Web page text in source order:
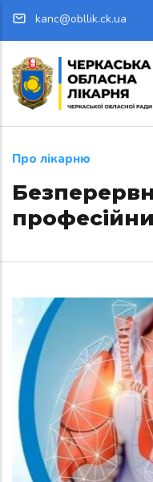
kanc@obllik.ck.ua
Про лікарню